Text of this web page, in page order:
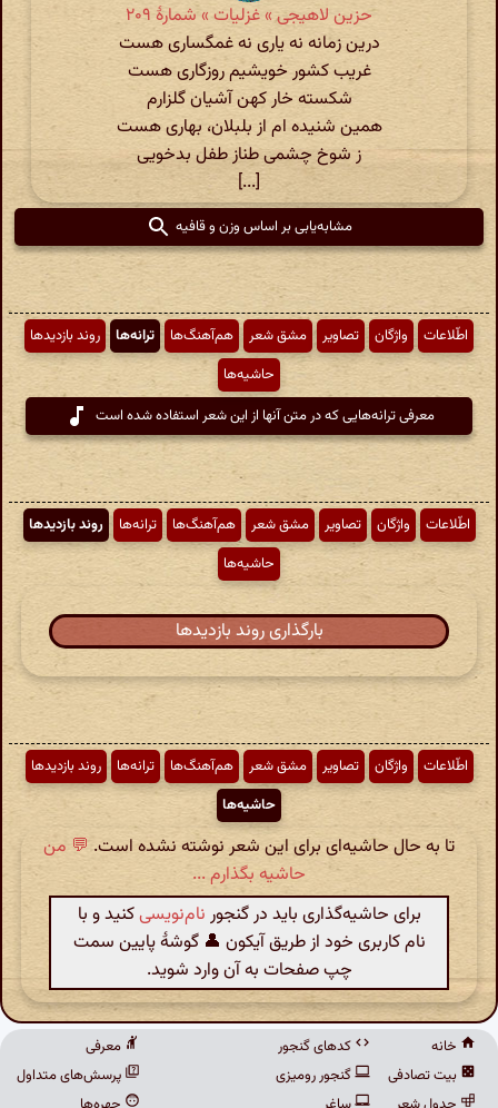
حزین لاهیجی » غزلیات » شمارهٔ ۲۰۹
درین زمانه نه یاری نه غمگساری هست
غریب کشور خویشیم روزگاری هست
شکسته خار کهن آشیان گلزارم
همین شنیده ام از بلبلان، بهاری هست
ز شوخ چشمی طناز طفل بدخویی
[...]
مشابه‌یابی بر اساس وزن و قافیه
اطّلاعات واژگان تصاویر مشق شعر هم‌آهنگ‌ها ترانه‌ها
روند بازدیدها
حاشیه‌ها
معرفی ترانه‌هایی که در متن آنها از این شعر استفاده شده است
اطّلاعات واژگان تصاویر مشق شعر هم‌آهنگ‌ها ترانه‌ها
روند بازدیدها
حاشیه‌ها
بارگذاری روند بازدیدها
اطّلاعات واژگان تصاویر مشق شعر هم‌آهنگ‌ها ترانه‌ها
روند بازدیدها
حاشیه‌ها
تا به حال حاشیه‌ای برای این شعر نوشته نشده است. 💬 من
حاشیه بگذارم ...
برای حاشیه‌گذاری باید در گنجور نام‌نویسیکنید و با
نام کاربری خود از طریق آیکون 👤 گوشهٔ پایین سمت
چپ صفحات به آن وارد شوید.
خانه
بیت تصادفی
کدهای گنجور
گنجور رومیزی
معرفی
پرسش‌های متداول